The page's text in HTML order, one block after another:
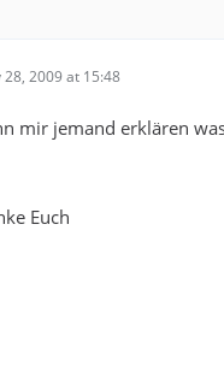
28, 2009 at 15:48
mir jemand erklären
Euch